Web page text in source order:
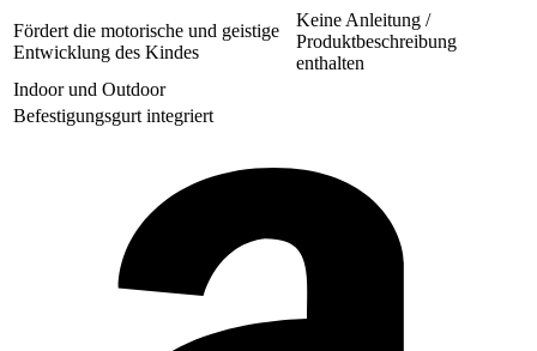
Fördert die motorische und geistige
Entwicklung des Kindes
Keine Anleitung /
Produktbeschreibung
enthalten
Indoor und Outdoor
Befestigungsgurt integriert